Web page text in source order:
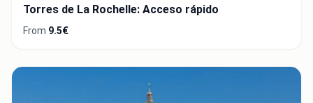
Torres de La Rochelle: Acceso rápido
From 9.5€